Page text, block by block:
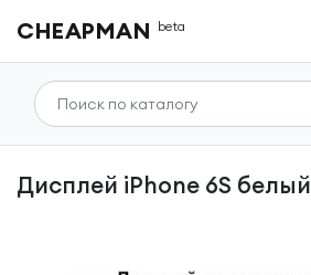
CHEAPMAN beta
Дисплей iPhone 6S белый